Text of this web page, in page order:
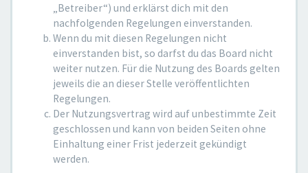
„Betreiber“) und erklärst dich mit den
nachfolgenden Regelungen einverstanden.
Wenn du mit diesen Regelungen nicht
einverstanden bist, so darfst du das Board nicht
weiter nutzen. Für die Nutzung des Boards gelten
jeweils die an dieser Stelle veröffentlichten
Regelungen.
Der Nutzungsvertrag wird auf unbestimmte Zeit
geschlossen und kann von beiden Seiten ohne
Einhaltung einer Frist jederzeit gekündigt
werden.